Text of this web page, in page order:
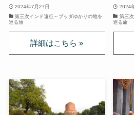
三島由紀夫と日本文学
ロシアの偉大な作家プーシキン
ロシアの文豪ツルゲーネフ
2024年7月27日
第三次インド遠征～ブッダゆかりの地を
巡る旅
2024
第三
巡る旅